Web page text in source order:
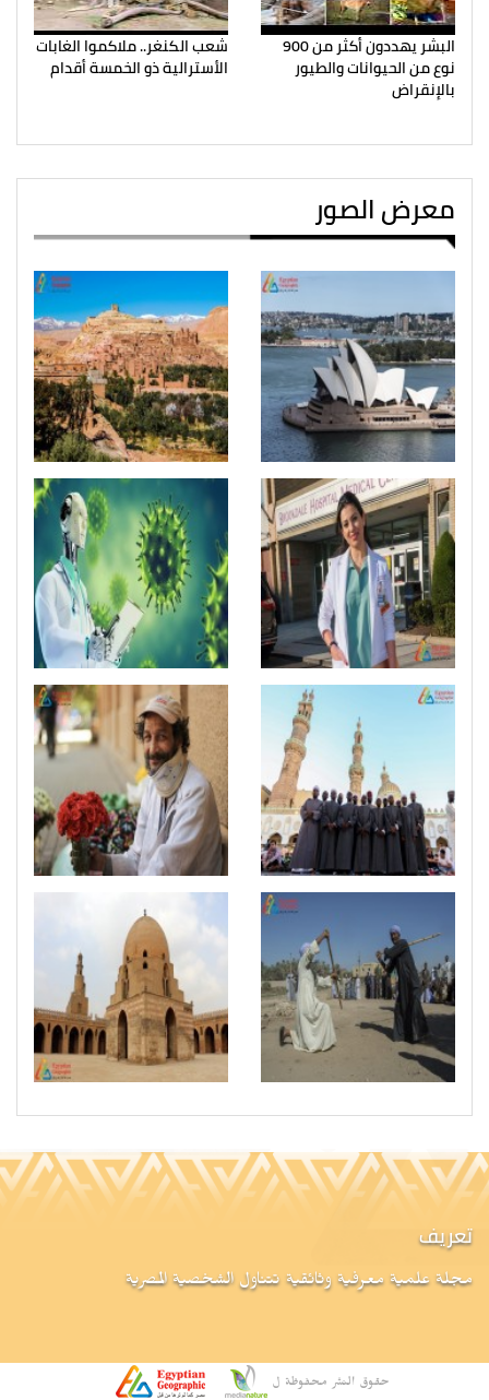
البشر يهددون أكثر من 900
نوع من الحيوانات والطيور
بالإنقراض
شعب الكنغر.. ملاكموا الغابات
الأسترالية ذو الخمسة أقدام
معرض الصور
تعريف
مجلة علمية معرفية وثائقية تتناول الشخصية المصرية
حقوق النشر محفوظة ل